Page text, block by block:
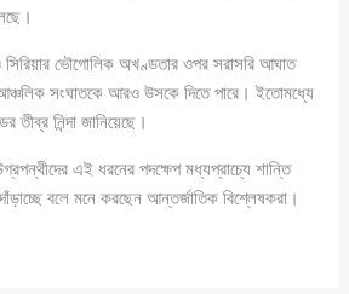
সিরিয়ার ভৌগোলিক অখণ্ডতার ওপর সরাসরি আঘাত
সংঘাতকে আরও উসকে দিতে পারে। ইতোমধ্যে
নিন্দা জানিয়েছে।
এই ধরনের পদক্ষেপ মধ্যপ্রাচ্যে শান্তি
বলে মনে করছেন আন্তর্জাতিক বিশ্লেষকরা।